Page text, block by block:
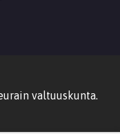
valtuuskunta.